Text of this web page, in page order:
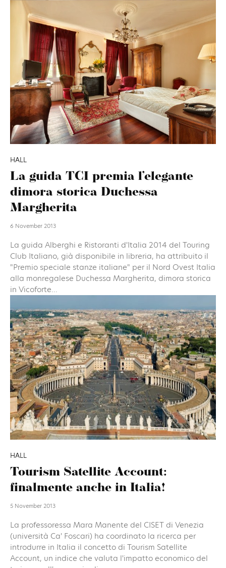
HALL
La guida TCI premia l’elegante
dimora storica Duchessa
Margherita
6 November 2013
La guida Alberghi e Ristoranti d'Italia 2014 del Touring
Club Italiano, già disponibile in libreria, ha attribuito il
"Premio speciale stanze italiane" per il Nord Ovest Italia
alla monregalese Duchessa Margherita, dimora storica
in Vicoforte...
HALL
Tourism Satellite Account:
finalmente anche in Italia!
5 November 2013
La professoressa Mara Manente del CISET di Venezia
(università Ca' Foscari) ha coordinato la ricerca per
introdurre in Italia il concetto di Tourism Satellite
Account, un indice che valuta l'impatto economico del